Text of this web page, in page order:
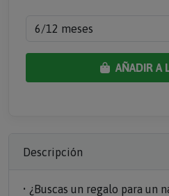
AÑADIR A
Descripción
• ¿Buscas un regalo para un